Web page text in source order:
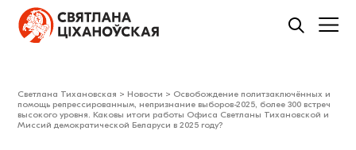
Светлана Тихановская > Новости > Освобождение политзаключённых и
помощь репрессированным, непризнание выборов-2025, более 300 встреч
высокого уровня. Каковы итоги работы Офиса Светланы Тихановской и
Миссий демократической Беларуси в 2025 году?